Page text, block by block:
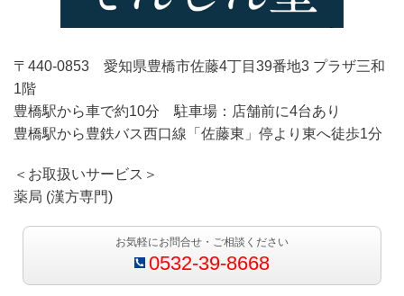
〒440-0853 愛知県豊橋市佐藤4丁目39番地3 プラザ三和
1階
豊橋駅から車で約10分 駐車場：店舗前に4台あり
豊橋駅から豊鉄バス西口線「佐藤東」停より東へ徒歩1分
＜お取扱いサービス＞
薬局 (漢方専門)
お気軽にお問合せ・ご相談ください
0532-39-8668